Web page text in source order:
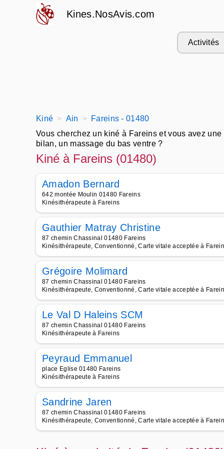
Kines.NosAvis.com
Activités
Kiné Ain Fareins - 01480
Vous cherchez un kiné à Fareins et vous avez
bilan, un massage du bas ventre ?
Trouvez un bon kiné pres de chez soi pour faire
rééducation posturale globale.
de la rééducation cardiaque, de la rééducation
Kiné à Fareins (01480)
Amadon Bernard
642 montée Moulin 01480 Fareins
Kinésithérapeute à Fareins
Gauthier Matray Christine
87 chemin Chassinal 01480 Fareins
Kinésithérapeute, Conventionné, Carte vitale acceptée à
Grégoire Molimard
87 chemin Chassinal 01480 Fareins
Kinésithérapeute, Conventionné, Carte vitale acceptée à
Le Val D Haleins SCM
87 chemin Chassinal 01480 Fareins
Kinésithérapeute à Fareins
Peyraud Emmanuel
place Eglise 01480 Fareins
Kinésithérapeute à Fareins
Sandrine Jaren
87 chemin Chassinal 01480 Fareins
Kinésithérapeute, Conventionné, Carte vitale acceptée à